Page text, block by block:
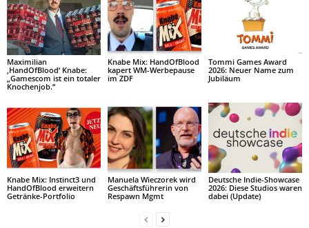
Maximilian
‚HandOfBlood‘ Knabe:
„Gamescom ist ein totaler
Knochenjob.“
Knabe Mix: HandOfBlood
kapert WM-Werbepause
im ZDF
Tommi Games Award
2026: Neuer Name zum
Jubiläum
Knabe Mix: Instinct3 und
HandOfBlood erweitern
Getränke-Portfolio
Manuela Wieczorek wird
Geschäftsführerin von
Respawn Mgmt
Deutsche Indie-Showcase
2026: Diese Studios waren
dabei (Update)